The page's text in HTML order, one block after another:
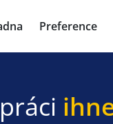
Preference